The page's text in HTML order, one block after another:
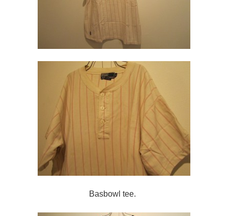
Basbowl tee.